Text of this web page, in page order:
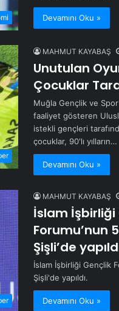
Devamını Oku »
MAHMUT KAYABAŞ
Unutulan
Çocuklar
Muğla Gençlik ve
faaliyet gösteren
istekli gençleri
çocuklar, 90'lı yılların…
Devamını Oku »
MAHMUT KAYABAŞ
İslam İşbirliği
Forumu’nun
Şişli’de
İslam İşbirliği Gençlik
Şişli'de yapıldı.
Devamını Oku »